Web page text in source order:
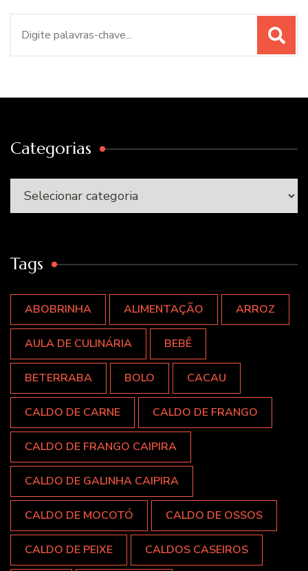
Categorias
Categorias
Tags
ABOBRINHA ALIMENTAÇÃO ARROZ
AULA DE CULINÁRIA BEBÊ
BETERRABA BOLO CACAU
CALDO DE CARNE CALDO DE FRANGO
CALDO DE FRANGO CAIPIRA
CALDO DE GALINHA CAIPIRA
CALDO DE MOCOTÓ CALDO DE OSSOS
CALDO DE PEIXE CALDOS CASEIROS